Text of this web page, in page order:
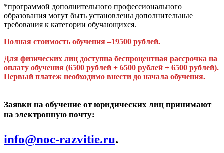
*программой дополнительного профессионального
образования могут быть установлены дополнительные
требования к категории обучающихся.
Полная стоимость обучения –19500 рублей.
Для физических лиц доступна беспроцентная рассрочка на
оплату обучения (6500 рублей + 6500 рублей + 6500 рублей).
Первый платеж необходимо внести до начала обучения.
Заявки на обучение от юридических лиц принимают
на электронную почту:
info@noc-razvitie.ru.